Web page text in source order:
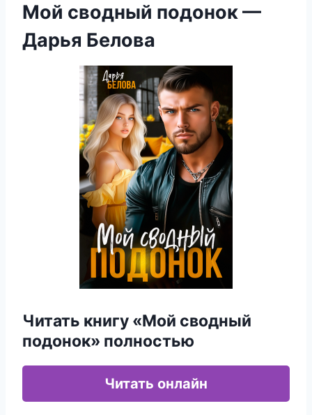
Мой сводный подонок —
Дарья Белова
Читать книгу «Мой сводный
подонок» полностью
Читать онлайн